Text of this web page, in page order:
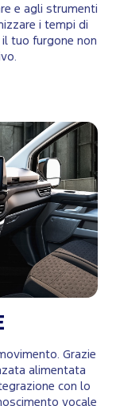
e agli strumenti
i tempi di
tuo furgone non
Grazie
alimentata
con lo
vocale